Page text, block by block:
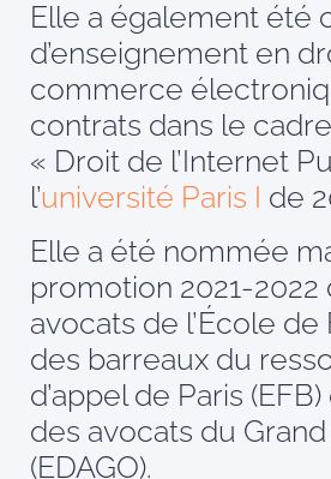
Elle a également été
d’enseignement en
commerce
contrats dans le
« Droit de l’Internet
l’université Paris I de
Elle a été nommée
promotion 2021-
avocats de l’École
des barreaux du
d’appel de Paris
des avocats du
(EDAGO).